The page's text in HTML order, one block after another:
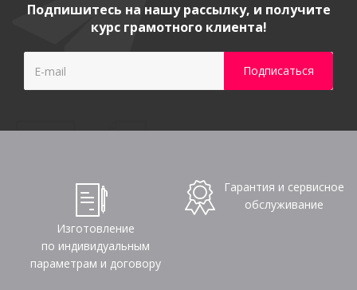
Подпишитесь на нашу рассылку, и получите
курс грамотного клиента!
Изготовление
по индивидуальным
параметрам и договору
Гарантия и сервисное
обслуживание